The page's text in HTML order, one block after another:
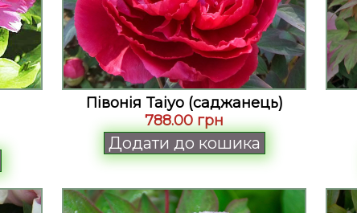
Півонія Taiyo (саджанець)
788.00 грн
Додати до кошика